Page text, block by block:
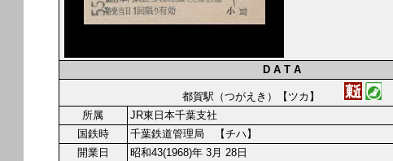
D A T A
都賀駅（つがえき）【ツカ】
所属
JR東日本千葉支社
国鉄時
千葉鉄道管理局 【チハ】
開業日
昭和43(1968)年 3月 28日